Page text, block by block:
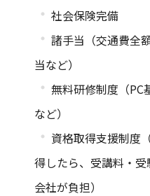
・ 社会保険完備
・ 諸手当（交通費全
当など）
・ 無料研修制度（PC
など）
・ 資格取得支援制度
得したら、受講料・
会社が負担）